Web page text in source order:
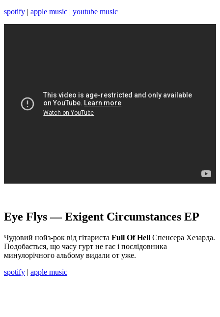
spotify | apple music | youtube music
Eye Flys — Exigent Circumstances EP
Чудовий нойз-рок від гітариста Full Of Hell Спенсера Хезарда.
Подобається, що часу гурт не гає і послідовника
минулорічного альбому видали от уже.
spotify | apple music